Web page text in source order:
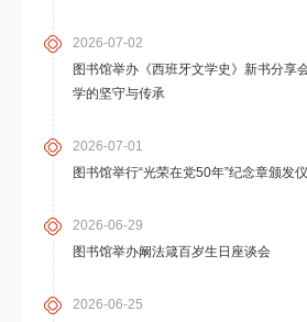
2026-07-02
图书馆举办《西班牙文学史》新书分享
学的坚守与传承
2026-07-01
图书馆举行“光荣在党50年”纪念章颁发
2026-06-29
图书馆举办阚法箴百岁生日座谈会
2026-06-25